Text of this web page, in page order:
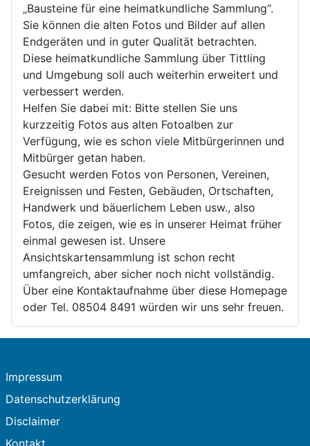
„Bausteine für eine heimatkundliche Sammlung“.
Sie können die alten Fotos und Bilder auf allen
Endgeräten und in guter Qualität betrachten.
Diese heimatkundliche Sammlung über Tittling
und Umgebung soll auch weiterhin erweitert und
verbessert werden.
Helfen Sie dabei mit: Bitte stellen Sie uns
kurzzeitig Fotos aus alten Fotoalben zur
Verfügung, wie es schon viele Mitbürgerinnen und
Mitbürger getan haben.
Gesucht werden Fotos von Personen, Vereinen,
Ereignissen und Festen, Gebäuden, Ortschaften,
Handwerk und bäuerlichem Leben usw., also
Fotos, die zeigen, wie es in unserer Heimat früher
einmal gewesen ist. Unsere
Ansichtskartensammlung ist schon recht
umfangreich, aber sicher noch nicht vollständig.
Über eine Kontaktaufnahme über diese Homepage
oder Tel. 08504 8491 würden wir uns sehr freuen.
Impressum
Datenschutzerklärung
Disclaimer